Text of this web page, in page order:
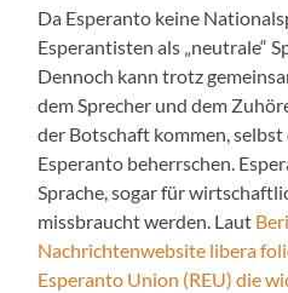
Da Esperanto keine
Esperantisten als „neutrale“
Dennoch kann trotz
dem Sprecher und dem
der Botschaft kommen,
Esperanto beherrschen.
Sprache, sogar für
missbraucht werden. Laut
Nachrichtenwebsite libera
Esperanto Union (REU) die